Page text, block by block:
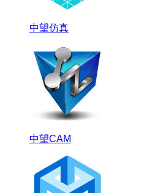
中望仿真
中望CAM